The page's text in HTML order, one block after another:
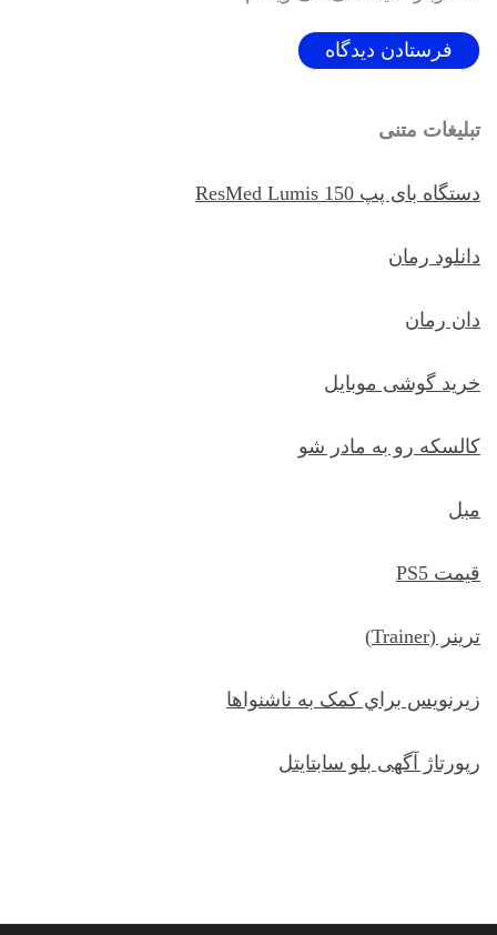
تبلیغات متنی
دستگاه بای پپ ResMed Lumis 150
دانلود رمان
دان رمان
خرید گوشی موبایل
کالسکه رو به مادر شو
مبل
قیمت PS5
ترينر (Trainer)
زيرنويس براي کمک به ناشنواها
رپورتاژ آگهی بلو سابتایتل